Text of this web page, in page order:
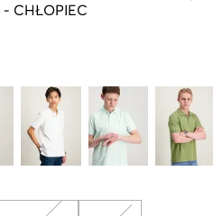
- CHŁOPIEC